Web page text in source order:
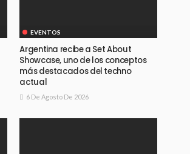
EVENTOS
Argentina recibe a Set About
Showcase, uno de los conceptos
más destacados del techno
actual
6 De Agosto De 2026